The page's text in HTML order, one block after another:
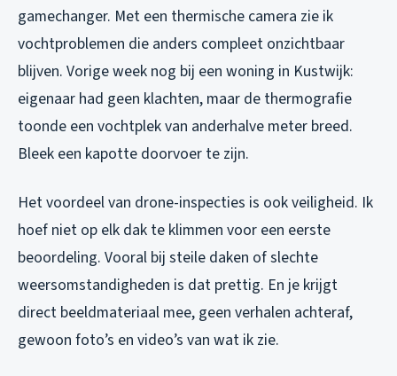
gamechanger. Met een thermische camera zie ik
vochtproblemen die anders compleet onzichtbaar
blijven. Vorige week nog bij een woning in Kustwijk:
eigenaar had geen klachten, maar de thermografie
toonde een vochtplek van anderhalve meter breed.
Bleek een kapotte doorvoer te zijn.
Het voordeel van drone-inspecties is ook veiligheid. Ik
hoef niet op elk dak te klimmen voor een eerste
beoordeling. Vooral bij steile daken of slechte
weersomstandigheden is dat prettig. En je krijgt
direct beeldmateriaal mee, geen verhalen achteraf,
gewoon foto’s en video’s van wat ik zie.